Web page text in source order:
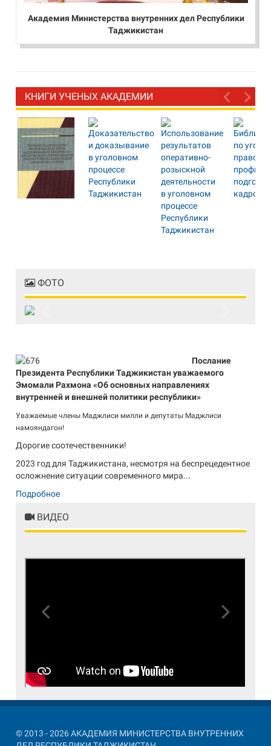
Академия Министерства внутренних дел Республики
Таджикистан
КНИГИ УЧЕНЫХ АКАДЕМИИ
ФОТО
Послание
Президента Республики Таджикистан уважаемого
Эмомали Рахмона «Об основных направлениях
внутренней и внешней политики республики»
Уважаемые члены Маджлиси милли и депутаты Маджлиси
намояндагон!
Дорогие соотечественники!
2023 год для Таджикистана, несмотря на беспрецедентное
осложнение ситуации современного мира...
Подробное
ВИДЕО
© 2013 - 2026 АКАДЕМИЯ МИНИСТЕРСТВА ВНУТРЕННИХ